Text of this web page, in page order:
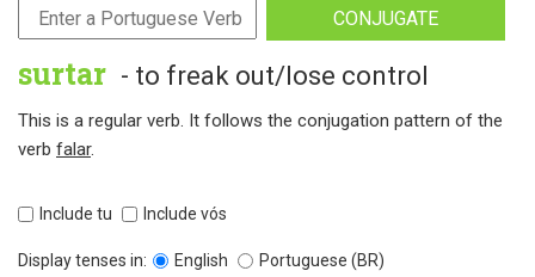
CONJUGATE
surtar - to freak out/lose control
This is a regular verb. It follows the conjugation pattern of the
verb falar.
Include tu Include vós
Display tenses in: English
Portuguese (BR)